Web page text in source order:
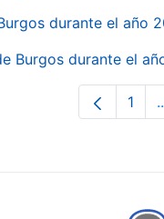
durante el año
Burgos durante el
1